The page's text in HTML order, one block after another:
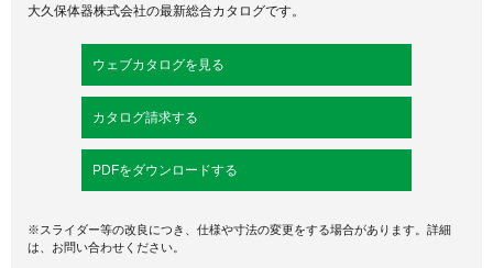
大久保体器株式会社の最新総合カタログです。
ウェブカタログを見る
カタログ請求する
PDFをダウンロードする
※スライダー等の改良につき、仕様や寸法の変更をする場合があります。詳細
は、お問い合わせください。